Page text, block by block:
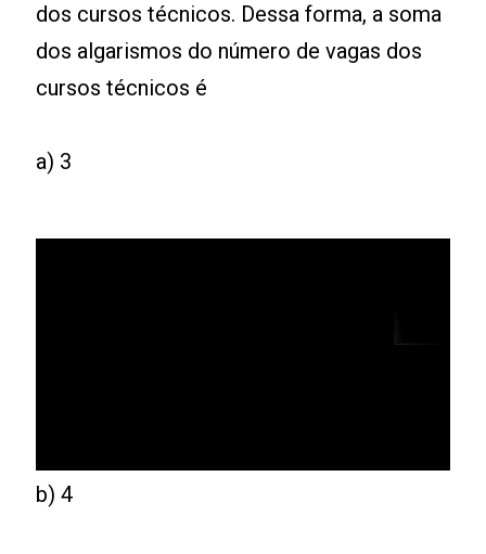
dos cursos técnicos. Dessa forma, a soma
dos algarismos do número de vagas dos
cursos técnicos é
a) 3
b) 4